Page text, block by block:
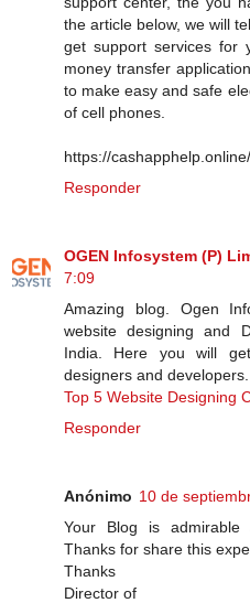
the article below, we will
get support services for
money transfer
to make easy and safe
of cell phones.
https://cashapphelp.online/
Responder
OGEN Infosystem (P)
7:09
Amazing blog. Ogen
website designing and
India. Here you will
designers and developers.
Top 5 Website Designing
Responder
Anónimo 10 de
Your Blog is admirable
Thanks for share this
Thanks
Director of